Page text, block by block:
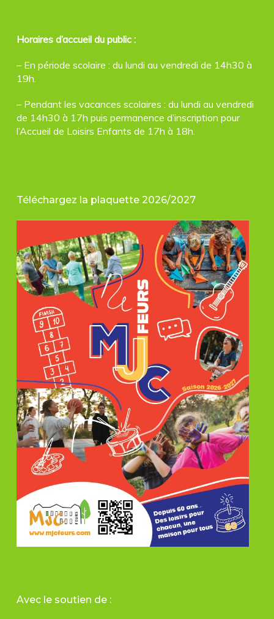
Horaires d’accueil du public :
– En période scolaire : du lundi au vendredi de 14h30 à
19h.
– Pendant les vacances scolaires : du lundi au vendredi
de 14h30 à 17h puis permanence d’inscription pour
l’Accueil de Loisirs Enfants de 17h à 18h.
Téléchargez la plaquette 2026/2027
Avec le soutien de :